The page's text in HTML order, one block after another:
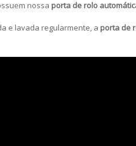
nossa porta de rolo
e lavada regularmente, a porta de